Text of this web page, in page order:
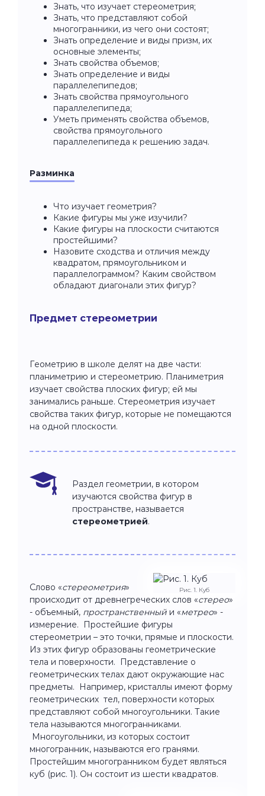
Знать, что изучает стереометрия;
Знать, что представляют собой
многогранники, из чего они состоят;
Знать определение и виды призм, их
основные элементы;
Знать свойства объемов;
Знать определение и виды
параллелепипедов;
Знать свойства прямоугольного
параллелепипеда;
Уметь применять свойства объемов,
свойства прямоугольного
параллелепипеда к решению задач.
Разминка
Что изучает геометрия?
Какие фигуры мы уже изучили?
Какие фигуры на плоскости считаются
простейшими?
Назовите сходства и отличия между
квадратом, прямоугольником и
параллелограммом? Каким свойством
обладают диагонали этих фигур?
Предмет стереометрии
Геометрию в школе делят на две части:
планиметрию и стереометрию. Планиметрия
изучает свойства плоских фигур; ей мы
занимались раньше. Стереометрия изучает
свойства таких фигур, которые не помещаются
на одной плоскости.
Раздел геометрии, в котором
изучаются свойства фигур в
пространстве, называется
стереометрией.
Рис. 1. Куб
Слово «стереометрия»
происходит от древнегреческих слов «стерео»
- объемный, пространственный и «метрео» -
измерение. Простейшие фигуры
стереометрии – это точки, прямые и плоскости.
Из этих фигур образованы геометрические
тела и поверхности. Представление о
геометрических телах дают окружающие нас
предметы. Например, кристаллы имеют форму
геометрических тел, поверхности которых
представляют собой многоугольники. Такие
тела называются многогранниками.
Многоугольники, из которых состоит
многогранник, называются его гранями.
Простейшим многогранником будет являться
куб (рис. 1). Он состоит из шести квадратов.